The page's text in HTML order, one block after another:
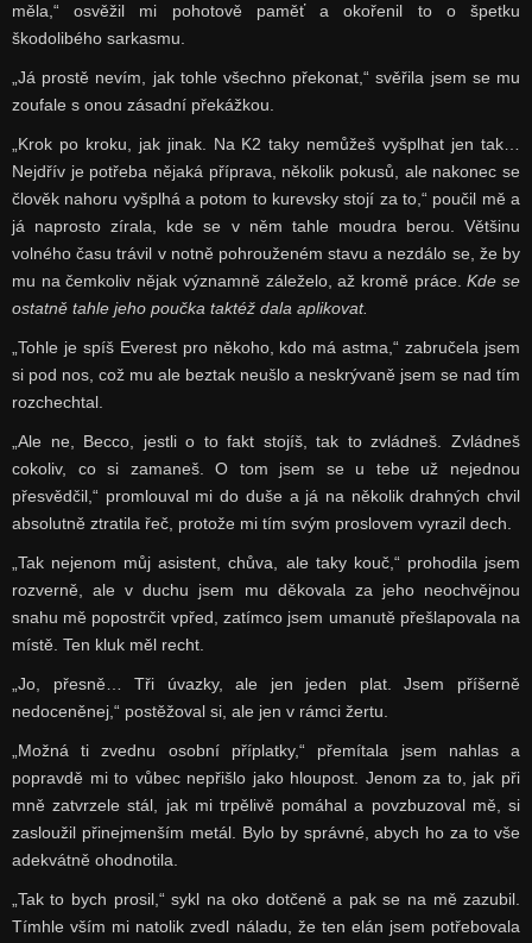
měla,“ osvěžil mi pohotově paměť a okořenil to o špetku
škodolibého sarkasmu.
„Já prostě nevím, jak tohle všechno překonat,“ svěřila jsem se mu
zoufale s onou zásadní překážkou.
„Krok po kroku, jak jinak. Na K2 taky nemůžeš vyšplhat jen tak…
Nejdřív je potřeba nějaká příprava, několik pokusů, ale nakonec se
člověk nahoru vyšplhá a potom to kurevsky stojí za to,“ poučil mě a
já naprosto zírala, kde se v něm tahle moudra berou. Většinu
volného času trávil v notně pohrouženém stavu a nezdálo se, že by
mu na čemkoliv nějak významně záleželo, až kromě práce.Kde se
ostatně tahle jeho poučka taktéž dala aplikovat.
„Tohle je spíš Everest pro někoho, kdo má astma,“ zabručela jsem
si pod nos, což mu ale beztak neušlo a neskrývaně jsem se nad tím
rozchechtal.
„Ale ne, Becco, jestli o to fakt stojíš, tak to zvládneš. Zvládneš
cokoliv, co si zamaneš. O tom jsem se u tebe už nejednou
přesvědčil,“ promlouval mi do duše a já na několik drahných chvil
absolutně ztratila řeč, protože mi tím svým proslovem vyrazil dech.
„Tak nejenom můj asistent, chůva, ale taky kouč,“ prohodila jsem
rozverně, ale v duchu jsem mu děkovala za jeho neochvějnou
snahu mě popostrčit vpřed, zatímco jsem umanutě přešlapovala na
místě. Ten kluk měl recht.
„Jo, přesně… Tři úvazky, ale jen jeden plat. Jsem příšerně
nedoceněnej,“ postěžoval si, ale jen v rámci žertu.
„Možná ti zvednu osobní příplatky,“ přemítala jsem nahlas a
popravdě mi to vůbec nepřišlo jako hloupost. Jenom za to, jak při
mně zatvrzele stál, jak mi trpělivě pomáhal a povzbuzoval mě, si
zasloužil přinejmenším metál. Bylo by správné, abych ho za to vše
adekvátně ohodnotila.
„Tak to bych prosil,“ sykl na oko dotčeně a pak se na mě zazubil.
Tímhle vším mi natolik zvedl náladu, že ten elán jsem potřebovala